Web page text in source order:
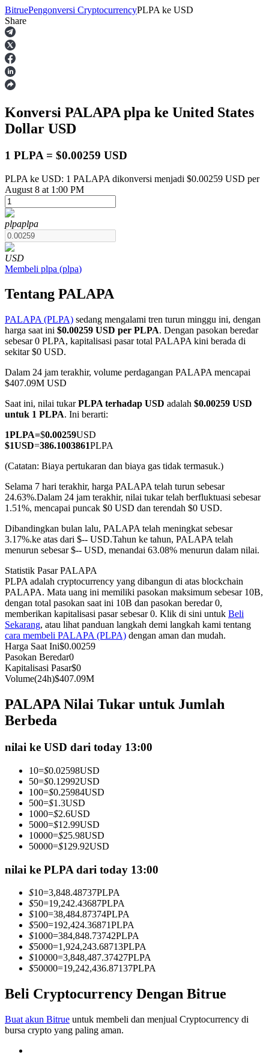
Berjangka
USDT Berjangka
COIN-M Berjangka
Mata Uang Kripto Berjangka
TradFi
Derivatif saham, forex, logam mulia, dan komoditas
USDC Berjangka
Kontrak berjangka menggunakan USDC sebagai jaminannya
Copy Trading
Menjadi Pedagang Salinan
Nikmati pembagian keuntungan dan komisi copy trading
Informasi
BitruePengonversi CryptocurrencyPLPA ke USD
Share
Konversi PALAPA plpa ke United States
Dollar USD
1 PLPA = $0.00259 USD
PLPA ke USD: 1 PALAPA dikonversi menjadi $0.00259 USD per
August 8 at 1:00 PM
plpaplpa
USD
Membeli plpa (plpa)
Tentang PALAPA
PALAPA (PLPA) sedang mengalami tren turun minggu ini, dengan
harga saat ini $0.00259 USD per PLPA. Dengan pasokan beredar
sebesar 0 PLPA, kapitalisasi pasar total PALAPA kini berada di
sekitar $0 USD.
Dalam 24 jam terakhir, volume perdagangan PALAPA mencapai
$407.09M USD
Saat ini, nilai tukarPLPA terhadap USD adalah $0.00259 USD
untuk 1 PLPA. Ini berarti:
1PLPA=$0.00259USD
$1USD=386.1003861PLPA
(Catatan: Biaya pertukaran dan biaya gas tidak termasuk.)
Selama 7 hari terakhir, harga PALAPA telah turun sebesar
24.63%.Dalam 24 jam terakhir, nilai tukar telah berfluktuasi sebesar
1.51%, mencapai puncak $0 USD dan terendah $0 USD.
Dibandingkan bulan lalu, PALAPA telah meningkat sebesar
3.17%.ke atas dari $-- USD.Tahun ke tahun, PALAPA telah
menurun sebesar $-- USD, menandai 63.08% menurun dalam nilai.
Statistik Pasar PALAPA
PLPA adalah cryptocurrency yang dibangun di atas blockchain
PALAPA. Mata uang ini memiliki pasokan maksimum sebesar 10B,
dengan total pasokan saat ini 10B dan pasokan beredar 0,
memberikan kapitalisasi pasar sebesar 0. Klik di sini untuk Beli
Sekarang, atau lihat panduan langkah demi langkah kami tentang
cara membeli PALAPA (PLPA) dengan aman dan mudah.
Harga Saat Ini$0.00259
Pasokan Beredar0
Kapitalisasi Pasar$0
Volume(24h)$407.09M
PALAPA Nilai Tukar untuk Jumlah
Berbeda
nilai ke USD dari today 13:00
10=$0.02598USD
50=$0.12992USD
100=$0.25984USD
500=$1.3USD
1000=$2.6USD
5000=$12.99USD
10000=$25.98USD
50000=$129.92USD
nilai ke PLPA dari today 13:00
$10=3,848.48737PLPA
$50=19,242.43687PLPA
$100=38,484.87374PLPA
$500=192,424.36871PLPA
$1000=384,848.73742PLPA
$5000=1,924,243.68713PLPA
$10000=3,848,487.37427PLPA
$50000=19,242,436.87137PLPA
Beli Cryptocurrency Dengan Bitrue
Buat akun Bitrue untuk membeli dan menjual Cryptocurrency di
bursa crypto yang paling aman.